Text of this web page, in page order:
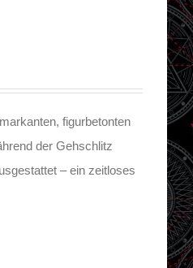
figurbetonten
der Gehschlitz
– ein zeitloses